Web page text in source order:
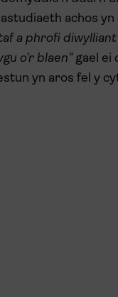
achos yn
a phrofi
o’r blaen” gael ei
yn aros fel y